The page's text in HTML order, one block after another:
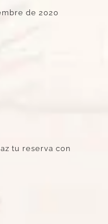
de 2020
tu reserva con